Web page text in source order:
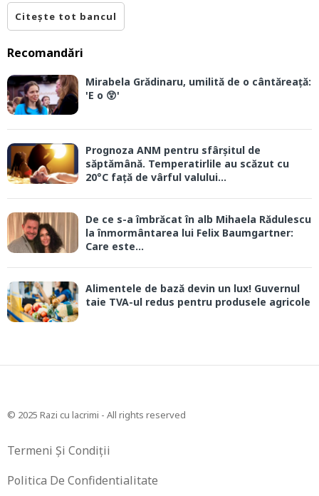
Citește tot bancul
Recomandări
Mirabela Grădinaru, umilită de o cântăreață:
'E o 😲'
Prognoza ANM pentru sfârșitul de
săptămână. Temperatirlile au scăzut cu
20°C față de vârful valului...
De ce s-a îmbrăcat în alb Mihaela Rădulescu
la înmormântarea lui Felix Baumgartner:
Care este...
Alimentele de bază devin un lux! Guvernul
taie TVA-ul redus pentru produsele agricole
© 2025 Razi cu lacrimi - All rights reserved
Termeni Și Condiții
Politica De Confidentialitate